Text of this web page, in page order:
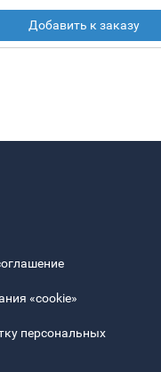
Добавить к заказу
«cookie»
персональных